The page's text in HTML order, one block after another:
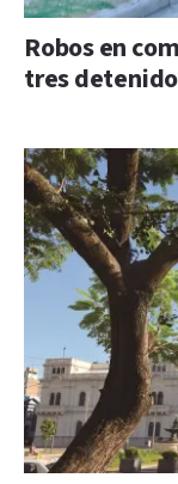
Robos en
tres